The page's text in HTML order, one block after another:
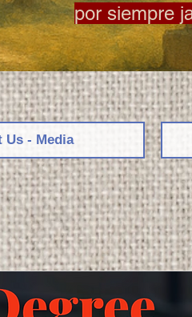
por siempre
Us - Media